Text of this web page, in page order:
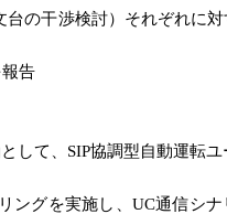
干渉検討）それぞれに対
告
て、SIP協調型自動運転ユ
グを実施し、UC通信シナ